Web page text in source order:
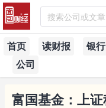
搜索公司或文章
首页 读财报 银行
公司
富国基金：上